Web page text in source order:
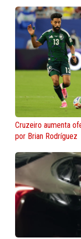
Cruzeiro aumenta
por Brian Rodríguez